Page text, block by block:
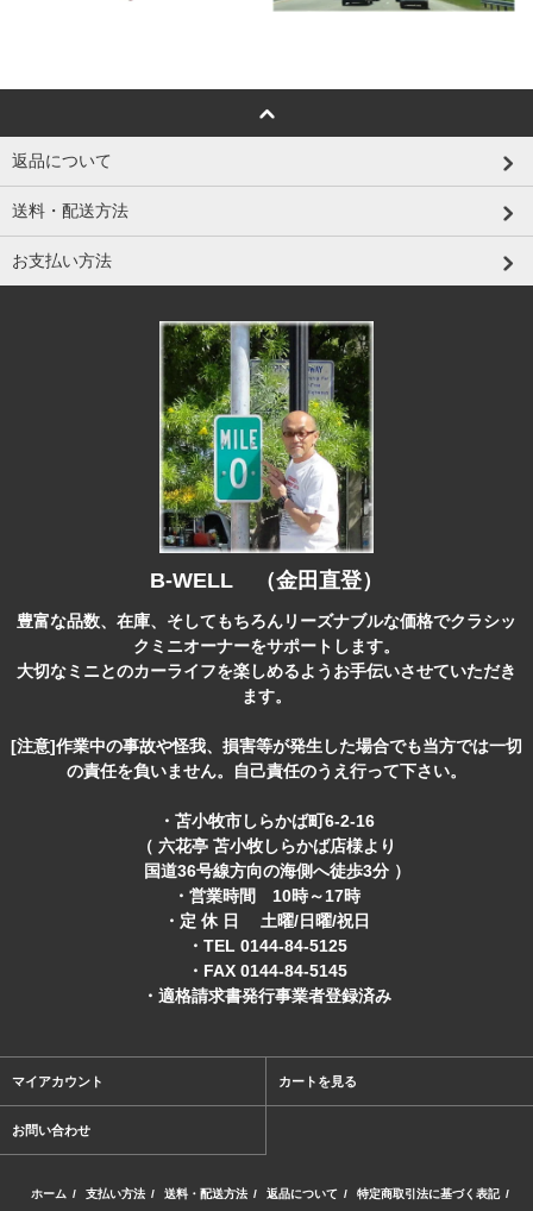
返品について
送料・配送方法
お支払い方法
B-WELL （金田直登）
豊富な品数、在庫、そしてもちろんリーズナブルな価格でクラシッ
クミニオーナーをサポートします。
大切なミニとのカーライフを楽しめるようお手伝いさせていただき
ます。
[注意]作業中の事故や怪我、損害等が発生した場合でも当方では一切
の責任を負いません。自己責任のうえ行って下さい。
・苫小牧市しらかば町6-2-16
（ 六花亭 苫小牧しらかば店様より
国道36号線方向の海側へ徒歩3分 ）
・営業時間 10時～17時
・定 休 日 土曜/日曜/祝日
・TEL 0144-84-5125
・FAX 0144-84-5145
・適格請求書発行事業者登録済み
マイアカウント カートを見る
お問い合わせ
ホーム / 支払い方法 / 送料・配送方法 / 返品について / 特定商取引法に基づく表記 /